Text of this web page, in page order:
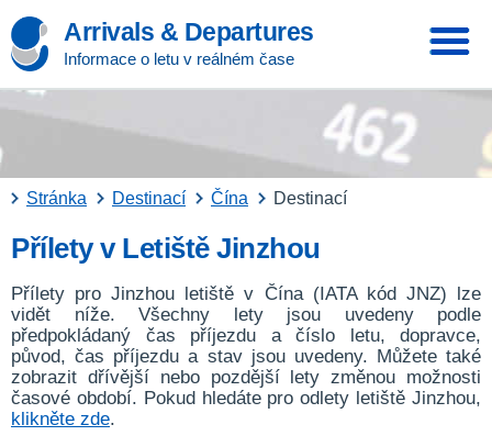
Arrivals & Departures
Informace o letu v reálném čase
Stránka Destinací Čína Destinací
Přílety v Letiště Jinzhou
Přílety pro Jinzhou letiště v Čína (IATA kód JNZ) lze
vidět níže. Všechny lety jsou uvedeny podle
předpokládaný čas příjezdu a číslo letu, dopravce,
původ, čas příjezdu a stav jsou uvedeny. Můžete také
zobrazit dřívější nebo pozdější lety změnou možnosti
časové období. Pokud hledáte pro odlety letiště Jinzhou,
klikněte zde.